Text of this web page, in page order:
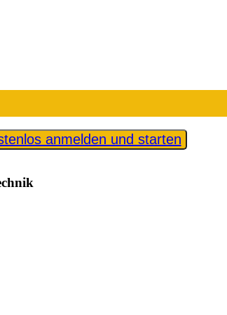
anmelden und starten